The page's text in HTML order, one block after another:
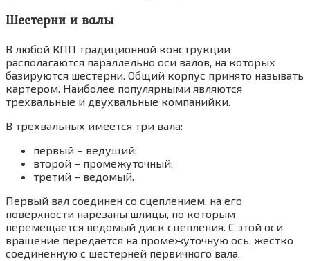
Шестерни и валы
В любой КПП традиционной конструкции
располагаются параллельно оси валов, на которых
базируются шестерни. Общий корпус принято называть
картером. Наиболее популярными являются
трехвальные и двухвальные компанийки.
В трехвальных имеется три вала:
первый – ведущий;
второй – промежуточный;
третий – ведомый.
Первый вал соединен со сцеплением, на его
поверхности нарезаны шлицы, по которым
перемещается ведомый диск сцепления. С этой оси
вращение передается на промежуточную ось, жестко
соединенную с шестерней первичного вала.